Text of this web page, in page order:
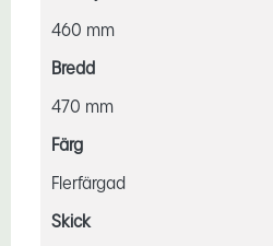
460 mm
Bredd
470 mm
Färg
Flerfärgad
Skick